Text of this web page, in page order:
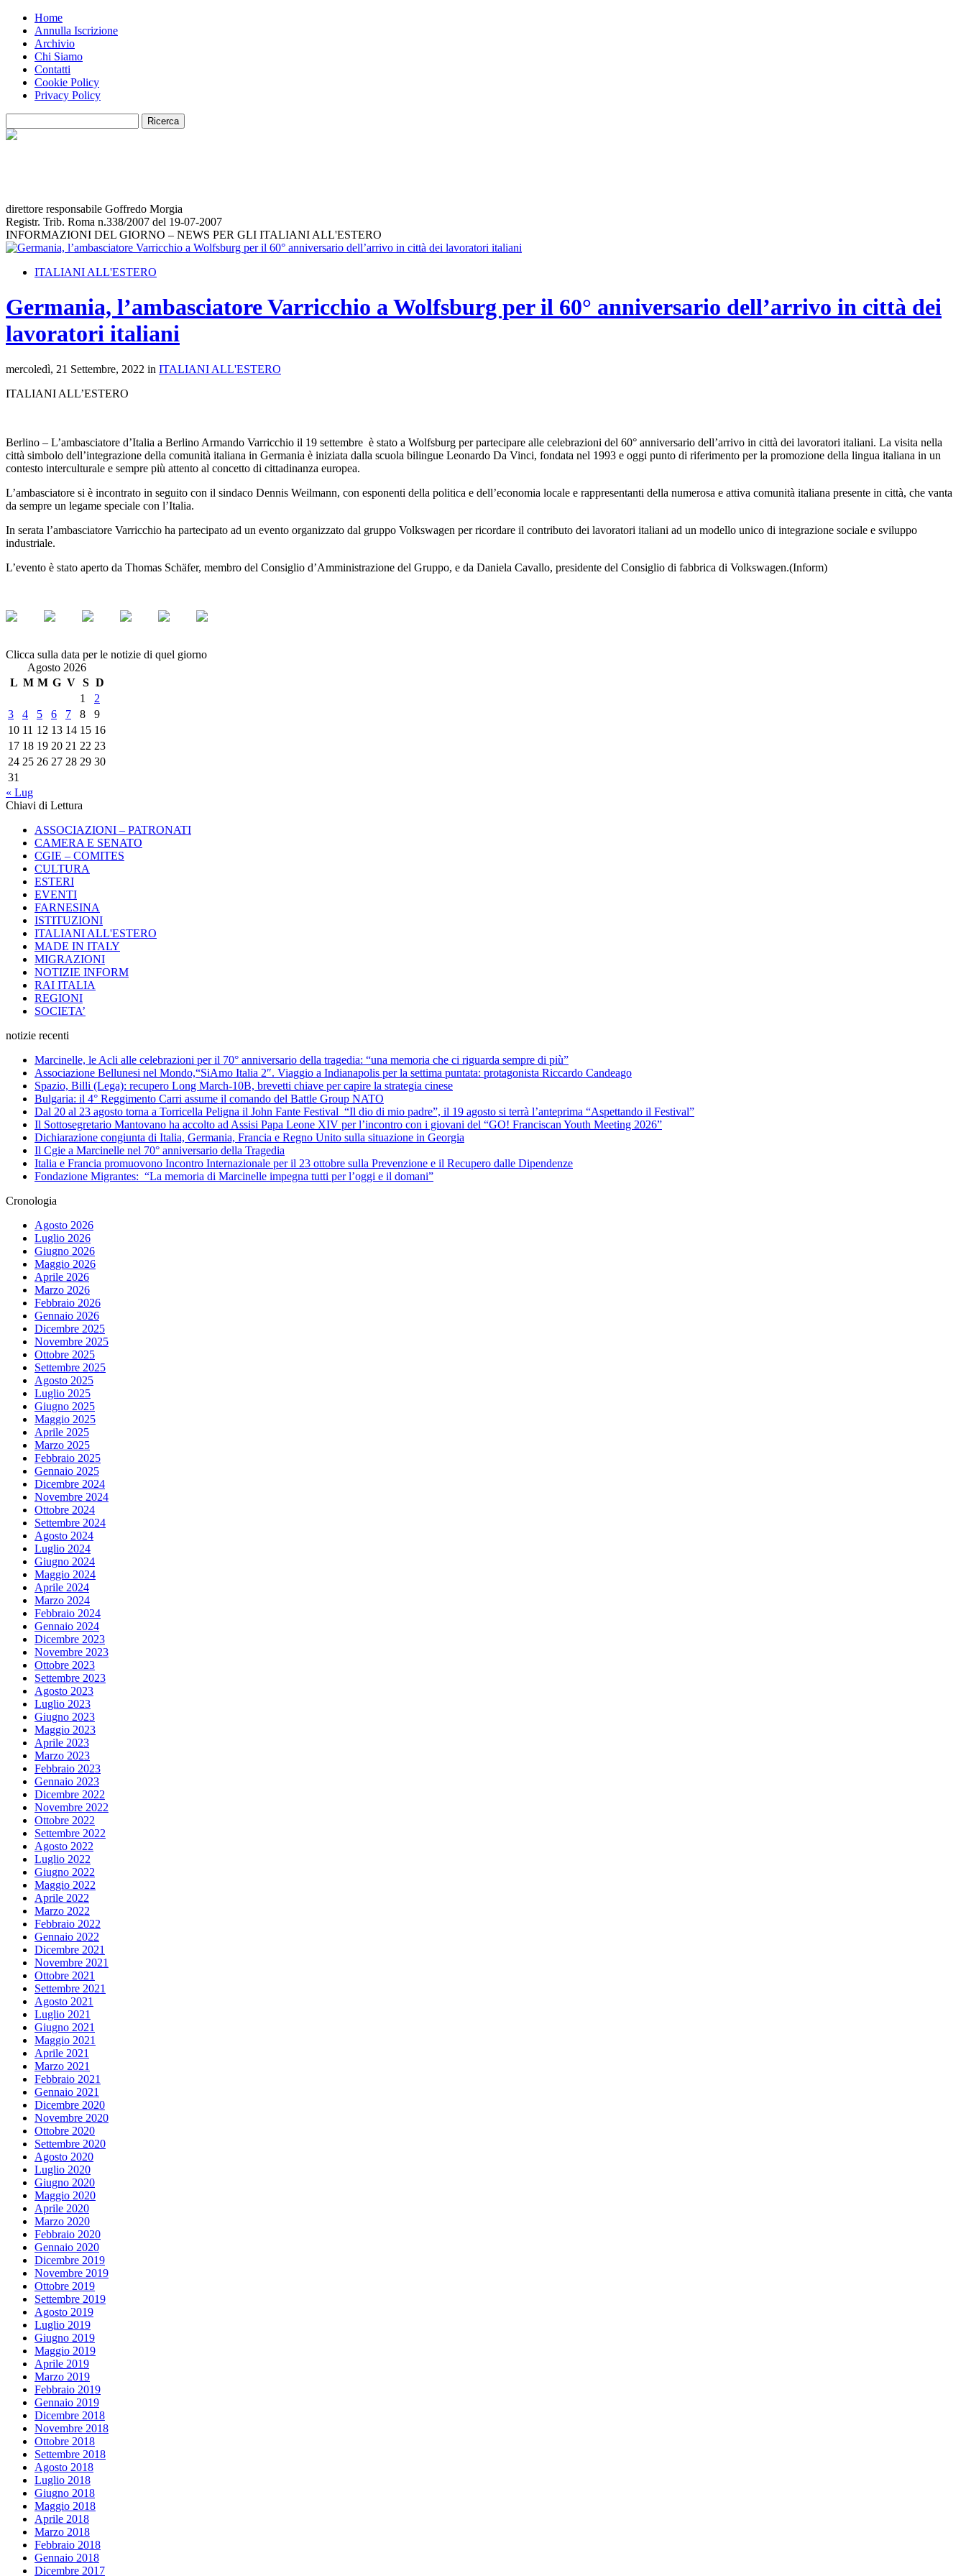
Home
Annulla Iscrizione
Archivio
Chi Siamo
Contatti
Cookie Policy
Privacy Policy
direttore responsabile Goffredo Morgia
Registr. Trib. Roma n.338/2007 del 19-07-2007
INFORMAZIONI DEL GIORNO – NEWS PER GLI ITALIANI ALL'ESTERO
ITALIANI ALL'ESTERO
Germania, l’ambasciatore Varricchio a Wolfsburg per il 60° anniversario dell’arrivo in città dei
lavoratori italiani
mercoledì, 21 Settembre, 2022 in ITALIANI ALL'ESTERO
ITALIANI ALL’ESTERO
Berlino – L’ambasciatore d’Italia a Berlino Armando Varricchio il 19 settembre è stato a Wolfsburg per partecipare alle celebrazioni del 60° anniversario dell’arrivo in città dei lavoratori italiani. La visita nella
città simbolo dell’integrazione della comunità italiana in Germania è iniziata dalla scuola bilingue Leonardo Da Vinci, fondata nel 1993 e oggi punto di riferimento per la promozione della lingua italiana in un
contesto interculturale e sempre più attento al concetto di cittadinanza europea.
L’ambasciatore si è incontrato in seguito con il sindaco Dennis Weilmann, con esponenti della politica e dell’economia locale e rappresentanti della numerosa e attiva comunità italiana presente in città, che vanta
da sempre un legame speciale con l’Italia.
In serata l’ambasciatore Varricchio ha partecipato ad un evento organizzato dal gruppo Volkswagen per ricordare il contributo dei lavoratori italiani ad un modello unico di integrazione sociale e sviluppo
industriale.
L’evento è stato aperto da Thomas Schäfer, membro del Consiglio d’Amministrazione del Gruppo, e da Daniela Cavallo, presidente del Consiglio di fabbrica di Volkswagen.(Inform)
Clicca sulla data per le notizie di quel giorno
Agosto 2026
L M M G V S D
1
2
3
4 5 6 7 8
9
10 11 12 13 14 15 16
17 18 19 20 21 22 23
24 25 26 27 28 29 30
31
« Lug
Chiavi di Lettura
ASSOCIAZIONI – PATRONATI
CAMERA E SENATO
CGIE – COMITES
CULTURA
ESTERI
EVENTI
FARNESINA
ISTITUZIONI
ITALIANI ALL'ESTERO
MADE IN ITALY
MIGRAZIONI
NOTIZIE INFORM
RAI ITALIA
REGIONI
SOCIETA’
notizie recenti
Marcinelle, le Acli alle celebrazioni per il 70° anniversario della tragedia: “una memoria che ci riguarda sempre di più”
Associazione Bellunesi nel Mondo,“SiAmo Italia 2″. Viaggio a Indianapolis per la settima puntata: protagonista Riccardo Candeago
Spazio, Billi (Lega): recupero Long March-10B, brevetti chiave per capire la strategia cinese
Bulgaria: il 4° Reggimento Carri assume il comando del Battle Group NATO
Dal 20 al 23 agosto torna a Torricella Peligna il John Fante Festival “Il dio di mio padre”, il 19 agosto si terrà l’anteprima “Aspettando il Festival”
Il Sottosegretario Mantovano ha accolto ad Assisi Papa Leone XIV per l’incontro con i giovani del “GO! Franciscan Youth Meeting 2026”
Dichiarazione congiunta di Italia, Germania, Francia e Regno Unito sulla situazione in Georgia
Il Cgie a Marcinelle nel 70° anniversario della Tragedia
Italia e Francia promuovono Incontro Internazionale per il 23 ottobre sulla Prevenzione e il Recupero dalle Dipendenze
Fondazione Migrantes: “La memoria di Marcinelle impegna tutti per l’oggi e il domani”
Cronologia
Agosto 2026
Luglio 2026
Giugno 2026
Maggio 2026
Aprile 2026
Marzo 2026
Febbraio 2026
Gennaio 2026
Dicembre 2025
Novembre 2025
Ottobre 2025
Settembre 2025
Agosto 2025
Luglio 2025
Giugno 2025
Maggio 2025
Aprile 2025
Marzo 2025
Febbraio 2025
Gennaio 2025
Dicembre 2024
Novembre 2024
Ottobre 2024
Settembre 2024
Agosto 2024
Luglio 2024
Giugno 2024
Maggio 2024
Aprile 2024
Marzo 2024
Febbraio 2024
Gennaio 2024
Dicembre 2023
Novembre 2023
Ottobre 2023
Settembre 2023
Agosto 2023
Luglio 2023
Giugno 2023
Maggio 2023
Aprile 2023
Marzo 2023
Febbraio 2023
Gennaio 2023
Dicembre 2022
Novembre 2022
Ottobre 2022
Settembre 2022
Agosto 2022
Luglio 2022
Giugno 2022
Maggio 2022
Aprile 2022
Marzo 2022
Febbraio 2022
Gennaio 2022
Dicembre 2021
Novembre 2021
Ottobre 2021
Settembre 2021
Agosto 2021
Luglio 2021
Giugno 2021
Maggio 2021
Aprile 2021
Marzo 2021
Febbraio 2021
Gennaio 2021
Dicembre 2020
Novembre 2020
Ottobre 2020
Settembre 2020
Agosto 2020
Luglio 2020
Giugno 2020
Maggio 2020
Aprile 2020
Marzo 2020
Febbraio 2020
Gennaio 2020
Dicembre 2019
Novembre 2019
Ottobre 2019
Settembre 2019
Agosto 2019
Luglio 2019
Giugno 2019
Maggio 2019
Aprile 2019
Marzo 2019
Febbraio 2019
Gennaio 2019
Dicembre 2018
Novembre 2018
Ottobre 2018
Settembre 2018
Agosto 2018
Luglio 2018
Giugno 2018
Maggio 2018
Aprile 2018
Marzo 2018
Febbraio 2018
Gennaio 2018
Dicembre 2017